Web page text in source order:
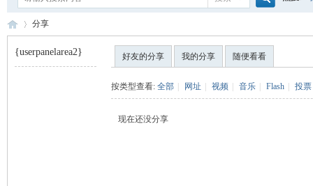
分享
{userpanelarea2} 好友的分享 我的分享 随便看看
按类型查看: 全部 网址 视频 音乐 Flash 投票
现在还没分享